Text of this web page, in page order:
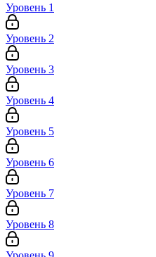
Уровень 1
Уровень 2
Уровень 3
Уровень 4
Уровень 5
Уровень 6
Уровень 7
Уровень 8